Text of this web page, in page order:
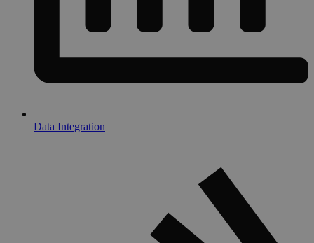
Data Integration